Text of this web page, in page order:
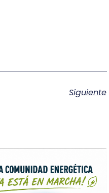
Siguiente